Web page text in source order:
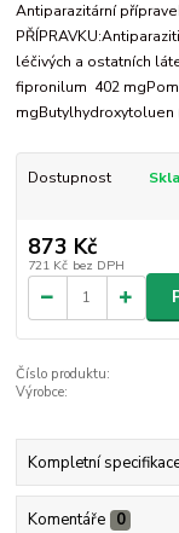
Antiparazitární
léčivých a ostatních
fipronilum 402
mgButylhydroxytoluen
Dostupnost
873 Kč
721 Kč bez DPH
Číslo produktu:
Výrobce:
Kompletní
Komentáře 0